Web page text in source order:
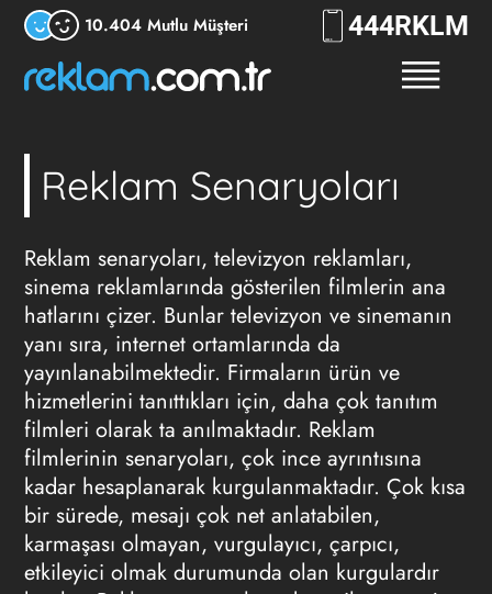
10.404 Mutlu Müşteri 444RKLM
Reklam Senaryoları
Reklam senaryoları, televizyon reklamları,
sinema reklamlarında gösterilen filmlerin ana
hatlarını çizer. Bunlar televizyon ve sinemanın
yanı sıra, internet ortamlarında da
yayınlanabilmektedir. Firmaların ürün ve
hizmetlerini tanıttıkları için, daha çok tanıtım
filmleri olarak ta anılmaktadır. Reklam
filmlerinin senaryoları, çok ince ayrıntısına
kadar hesaplanarak kurgulanmaktadır. Çok kısa
bir sürede, mesajı çok net anlatabilen,
karmaşası olmayan, vurgulayıcı, çarpıcı,
etkileyici olmak durumunda olan kurgulardır